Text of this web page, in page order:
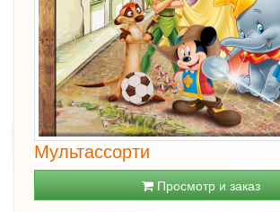
Мультассорти
Просмотр и заказ